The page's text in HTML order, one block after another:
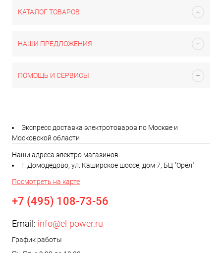
КАТАЛОГ ТОВАРОВ
НАШИ ПРЕДЛОЖЕНИЯ
ПОМОЩЬ И СЕРВИСЫ
Экспресс доставка электротоваров по Москве и
Московской области
Наши адреса электро магазинов:
г. Домодедово, ул. Каширское шоссе, дом 7, БЦ "Орёл"
Посмотреть на карте
+7 (495) 108-73-56
Email: info@el-power.ru
График работы